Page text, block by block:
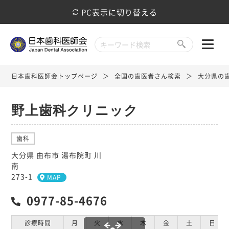
PC表示に切り替える
日本歯科医師会トップページ 全国の歯医者さん検索 大分県の
野上歯科クリニック
歯科
大分県 由布市 湯布院町 川
南
273-1
MAP
0977-85-4676
診療時間 月 火 水 木 金 土 日